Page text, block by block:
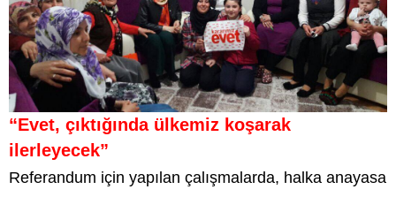
“Evet, çıktığında ülkemiz koşarak
ilerleyecek”
Referandum için yapılan çalışmalarda, halka anayasa